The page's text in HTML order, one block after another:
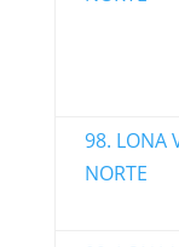
98. LONA
NORTE